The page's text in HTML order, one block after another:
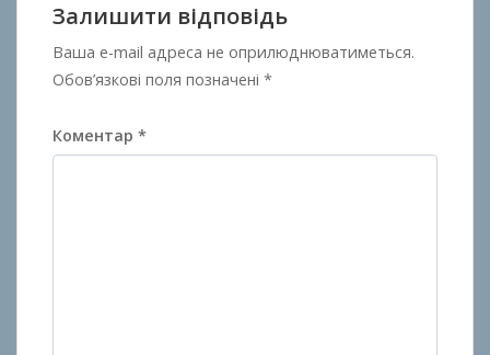
Залишити відповідь
Ваша e-mail адреса не оприлюднюватиметься.
Обов’язкові поля позначені *
Коментар *